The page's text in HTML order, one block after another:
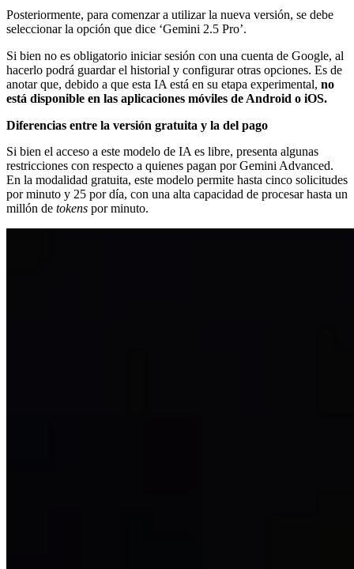
Posteriormente, para comenzar a utilizar la nueva versión, se debe
seleccionar la opción que dice ‘Gemini 2.5 Pro’.
Si bien no es obligatorio iniciar sesión con una cuenta de Google, al
hacerlo podrá guardar el historial y configurar otras opciones. Es de
anotar que, debido a que esta IA está en su etapa experimental, no
está disponible en las aplicaciones móviles de Android o iOS.
Diferencias entre la versión gratuita y la del pago
Si bien el acceso a este modelo de IA es libre, presenta algunas
restricciones con respecto a quienes pagan por Gemini Advanced.
En la modalidad gratuita, este modelo permite hasta cinco solicitudes
por minuto y 25 por día, con una alta capacidad de procesar hasta un
millón de tokens por minuto.